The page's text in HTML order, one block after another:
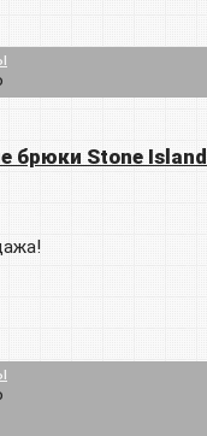
брюки Stone Island